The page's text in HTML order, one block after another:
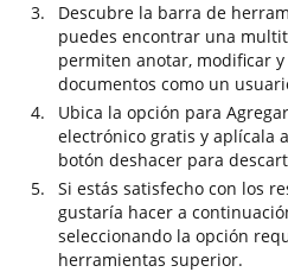
Descubre la barra de
puedes encontrar una
permiten anotar, modificar
documentos como un
Ubica la opción para
electrónico gratis y aplícala
botón deshacer para
Si estás satisfecho con los
gustaría hacer a
seleccionando la opción
herramientas superior.